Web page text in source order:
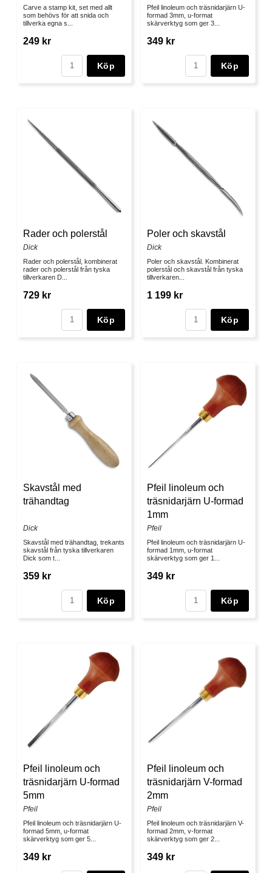
Carve a stamp kit, set med allt
som behövs för att snida och
tillverka egna s...
249 kr
Köp
Pfeil linoleum och träsnidarjärn U-
formad 3mm, u-format
skärverktyg som ger 3...
349 kr
Köp
Rader och polerstål
Dick
Rader och polerstål, kombinerat
rader och polerstål från tyska
tillverkaren D...
729 kr
Köp
Poler och skavstål
Dick
Poler och skavstål. Kombinerat
polerstål och skavstål från tyska
tillverkaren...
1 199 kr
Köp
Skavstål med
trähandtag
Dick
Skavstål med trähandtag, trekants
skavstål från tyska tillverkaren
Dick som t...
359 kr
Köp
Pfeil linoleum och
träsnidarjärn U-formad
1mm
Pfeil
Pfeil linoleum och träsnidarjärn U-
formad 1mm, u-format
skärverktyg som ger 1...
349 kr
Köp
Pfeil linoleum och
träsnidarjärn U-formad
5mm
Pfeil
Pfeil linoleum och träsnidarjärn U-
formad 5mm, u-format
skärverktyg som ger 5...
349 kr
Pfeil linoleum och
träsnidarjärn V-formad
2mm
Pfeil
Pfeil linoleum och träsnidarjärn V-
formad 2mm, v-format
skärverktyg som ger 2...
349 kr